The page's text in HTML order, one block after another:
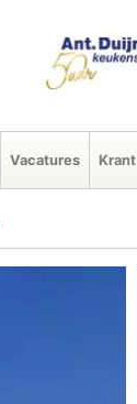
Vacatures Krant